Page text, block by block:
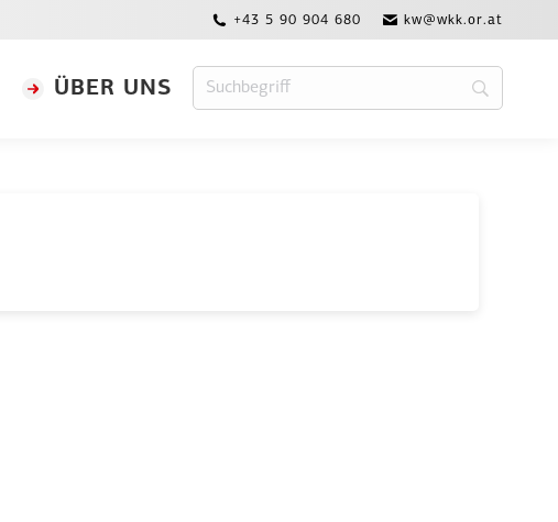
+43 5 90 904 680 kw@wkk.or.at
ÜBER UNS